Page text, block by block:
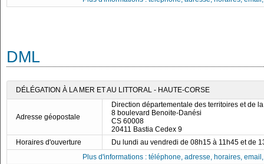
DML
DÉLÉGATION À LA MER ET AU LITTORAL - HAUTE-CORSE
Adresse géopostale
Direction départementale des territoires et de
8 boulevard Benoite-Danési
CS 60008
20411 Bastia Cedex 9
Horaires d'ouverture
Du lundi au vendredi de 08h15 à 11h45 et de
Plus d'informations : téléphone, adresse, horaires,